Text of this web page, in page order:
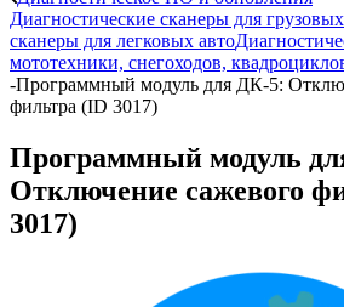
Диагностические сканеры для
сканеры для легковых авто
мототехники, снегоходов,
-Программный модуль для ДК-5:
фильтра (ID 3017)
Программный модуль
Отключение сажевого
3017)